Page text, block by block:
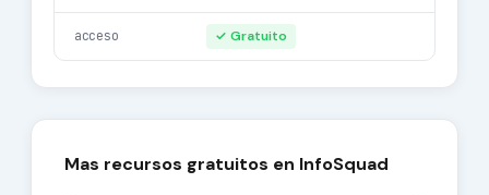
acceso ✓ Gratuito
Mas recursos gratuitos en InfoSquad